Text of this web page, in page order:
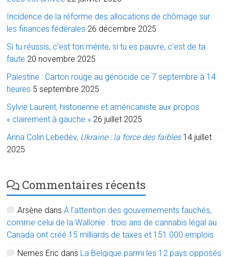
Incidence de la réforme des allocations de chômage sur
les finances fédérales 26 décembre 2025
Si tu réussis, c’est ton mérite, si tu es pauvre, c’est de ta
faute 20 novembre 2025
Palestine : Carton rouge au génocide ce 7 septembre à 14
heures 5 septembre 2025
Sylvie Laurent, historienne et américaniste aux propos
« clairement à gauche » 26 juillet 2025
Anna Colin Lebedev, Ukraine : la force des faibles 14 juillet
2025
Commentaires récents
Arsène dansÀ l’attention des gouvernements fauchés,
comme celui de la Wallonie : trois ans de cannabis légal au
Canada ont créé 15 milliards de taxes et 151.000 emplois
Nemes Eric dans La Belgique parmi les 12 pays opposés